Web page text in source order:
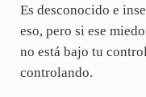
Es desconocido e
eso, pero si ese
no está bajo tu
controlando.